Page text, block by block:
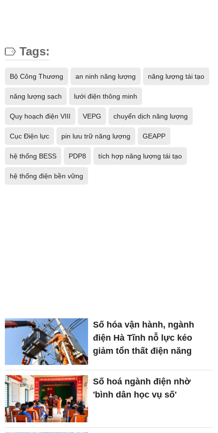
Tags:
Bộ Công Thương an ninh năng lượng năng lượng tái tạo
năng lượng sạch lưới điện thông minh
Quy hoạch điện VIII VEPG chuyển dịch năng lượng
Cục Điện lực pin lưu trữ năng lượng GEAPP
hệ thống BESS PDP8 tích hợp năng lượng tái tạo
hệ thống điện bền vững
Số hóa vận hành, ngành
điện Hà Tĩnh nỗ lực kéo
giảm tổn thất điện năng
Số hoá ngành điện nhờ
'bình dân học vụ số'